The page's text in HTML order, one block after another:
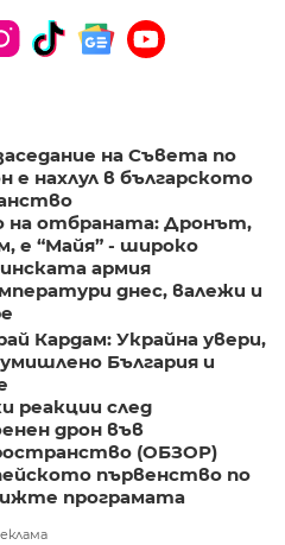
на Съвета по
е нахлул в българското
отбраната: Дронът,
е “Майя” - широко
армия
днес, валежи и
Кардам: Украйна увери,
България и
реакции след
дрон във
(ОБЗОР)
първенство по
програмата